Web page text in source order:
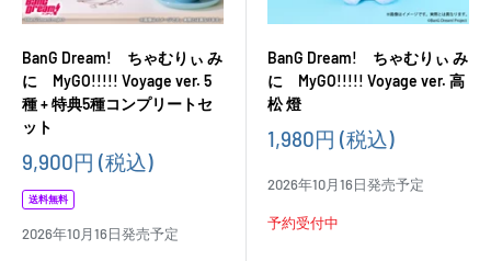
BanG Dream! ちゃむりぃ み
に MyGO!!!!! Voyage ver. 5
種 + 特典5種コンプリートセ
ット
販
価
格
9,900円 (税込)
送料無料
2026年10月16日発売予定
BanG Dream! ちゃむりぃ み
に MyGO!!!!! Voyage ver. 高
松 燈
販
価
1,980円 (税込)
2026年10月16日発売予定
予約受付中